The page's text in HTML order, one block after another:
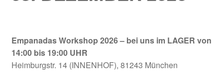
Empanadas Workshop 2026– bei uns im LAGER von
14:00 bis 19:00 UHR
Heimburgstr. 14 (INNENHOF), 81243 München